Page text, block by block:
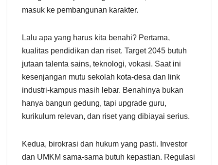
masuk ke pembangunan karakter.
Lalu apa yang harus kita benahi? Pertama,
kualitas pendidikan dan riset. Target 2045 butuh
jutaan talenta sains, teknologi, vokasi. Saat ini
kesenjangan mutu sekolah kota-desa dan link
industri-kampus masih lebar. Benahinya bukan
hanya bangun gedung, tapi upgrade guru,
kurikulum relevan, dan riset yang dibiayai serius.
Kedua, birokrasi dan hukum yang pasti. Investor
dan UMKM sama-sama butuh kepastian. Regulasi